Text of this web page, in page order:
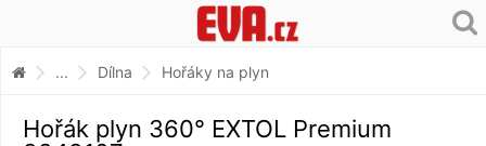
... Dílna Hořáky na plyn
Hořák plyn 360° EXTOL Premium